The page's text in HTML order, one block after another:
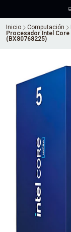
Inicio Computación
Procesador Intel Core
(BX80768225)